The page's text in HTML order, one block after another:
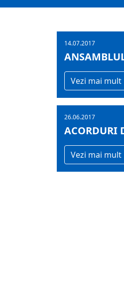
14.07.2017
Vezi mai mult
26.06.2017
ACORDURI
Vezi mai mult